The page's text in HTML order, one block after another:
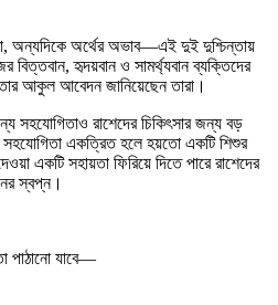
অন্যদিকে অর্থের অভাব—এই দুই দুশ্চিন্তায়
বিত্তবান, হৃদয়বান ও সামর্থ্যবান ব্যক্তিদের
আকুল আবেদন জানিয়েছেন তারা।
সহযোগিতাও রাশেদের চিকিৎসার জন্য বড়
একত্রিত হলে হয়তো একটি শিশুর
একটি সহায়তা ফিরিয়ে দিতে পারে রাশেদের
স্বপ্ন।
পাঠানো যাবে—